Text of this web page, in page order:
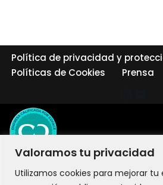
Valoramos tu privacidad
Utilizamos cookies para mejorar tu
Política de privacidad y
Políticas de Cookies
Prensa